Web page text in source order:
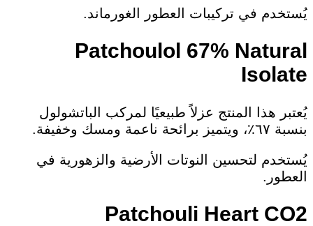
يُستخدم في تركيبات العطور الغورماند.
Patchoulol 67% Natural
Isolate
يُعتبر هذا المنتج عزلاً طبيعيًا لمركب الباتشولول
بنسبة ٦٧٪، ويتميز برائحة ناعمة ومسك وخفيفة.
يُستخدم لتحسين النوتات الأرضية والزهورية في
العطور.
Patchouli Heart CO2